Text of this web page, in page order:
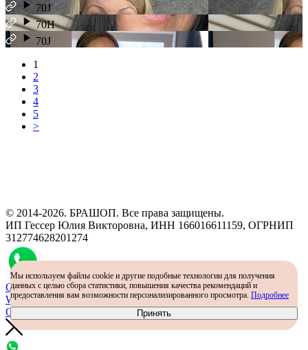
70J
70H
70J
1
2
3
4
5
>
© 2014-2026. БРАШОП. Все права защищены.
ИП Гессер Юлия Викторовна, ИНН 166016611159, ОГРНИП
312774628201274
Самый простой способ определить размер - консультация в
WhatsApp
Определить размер
Мы используем файлы cookie и другие подобные технологии для получения
данных с целью сбора статистики, повышения качества рекомендаций и
предоставления вам возможности персонализированного просмотра. Подробнее
Принять